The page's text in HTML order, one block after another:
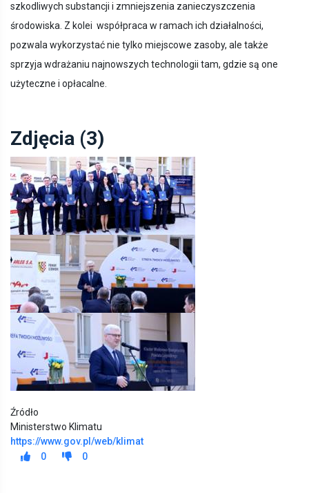
szkodliwych substancji i zmniejszenia zanieczyszczenia
środowiska. Z kolei współpraca w ramach ich działalności,
pozwala wykorzystać nie tylko miejscowe zasoby, ale także
sprzyja wdrażaniu najnowszych technologii tam, gdzie są one
użyteczne i opłacalne.
Zdjęcia (3)
Pokaż zdjęcie 1 z galerii. Pokaż zdjęcie 2 z galerii.
Źródło
Ministerstwo Klimatu
https://www.gov.pl/web/klimat
0
0